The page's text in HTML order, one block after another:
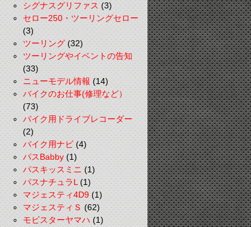
シグナスグリファス(3)
セロー250・ツーリングセロー
(3)
ツーリング(32)
ツーリングやイベントの告知
(33)
ニューモデル情報(14)
バイクのお仕事(修理など）
(73)
バイク用ドライブレコーダー
(2)
バイク用ナビ(4)
パスBabby(1)
パスキッスミニ(1)
パスナチュラL(1)
マジェスティ4D9(1)
マジェスティＳ(62)
モビスターヤマハ(1)